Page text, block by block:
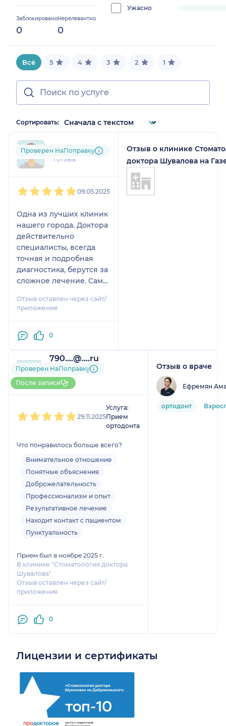
Заблокировано
0
Нерелевантно
0
Ужасно
0%
Всё 5 4 3 2 1
Сортировать:
oae....@....ru
1 отзыв
Проверен НаПоправку
09.05.2025
Одна из лучших клиник
нашего города. Доктора
действительно
специалисты, всегда
точная и подробная
диагностика, берутся за
сложное лечение. Сама
пациентам и знакомым
рекомендую.
Отзыв оставлен через сайт/
приложение
0
Отзыв о клинике
доктора Шувалова на
790....@....ru
1 оценка
До 5 записей через
НаПоправку
Проверен НаПоправку
После записи
29.11.2025
Услуга:
Прием
ортодонта
Что понравилось больше всего?
Внимательное отношение
Понятные объяснения
Доброжелательность
Профессионализм и опыт
Результативное лечение
Находит контакт с пациентом
Пунктуальность
Прием был в ноябре 2025 г.
В клинике "Стоматология доктора
Шувалова"
Отзыв оставлен через сайт/
приложение
0
Отзыв о враче
Ефремян
ортодонт
Лицензии и сертификаты